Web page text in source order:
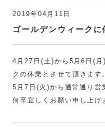
2019年04月11日
ゴールデンウィークに
4月27日(土)から5月6日(月
クの休業とさせて頂きます
5月7日(火)から通常通り営
何卒宜しくお願い申し上げ